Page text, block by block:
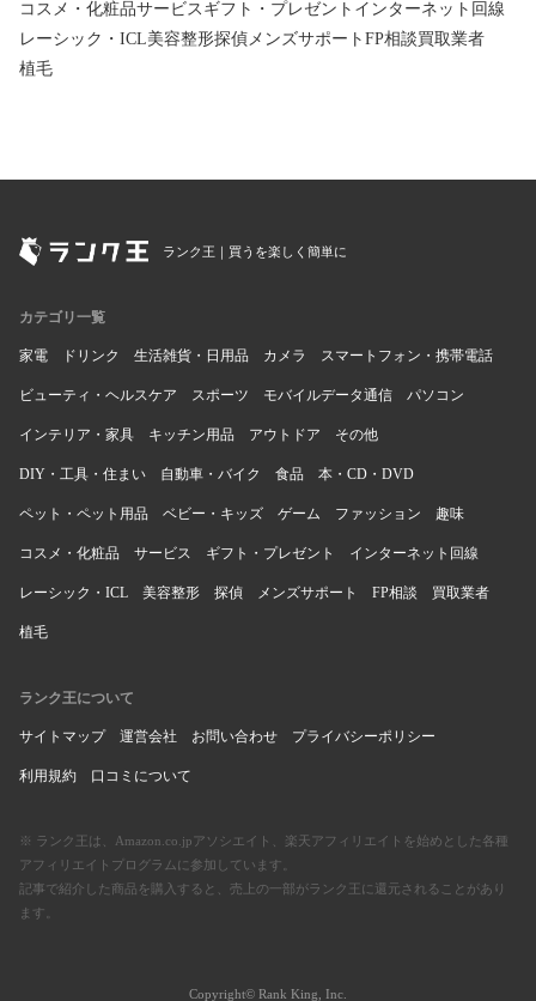
コスメ・化粧品サービス ギフト・プレゼント インターネット回線
レーシック・ICL美容整形探偵 メンズサポート FP相談買取業者
植毛
ランク王｜買うを楽しく簡単に
カテゴリ一覧
家電 ドリンク 生活雑貨・日用品 カメラ スマートフォン・携帯電話
ビューティ・ヘルスケア スポーツ モバイルデータ通信 パソコン
インテリア・家具 キッチン用品 アウトドア その他
DIY・工具・住まい 自動車・バイク 食品 本・CD・DVD
ペット・ペット用品 ベビー・キッズ ゲーム ファッション 趣味
コスメ・化粧品 サービス ギフト・プレゼント インターネット回線
レーシック・ICL 美容整形 探偵 メンズサポート FP相談 買取業者
植毛
ランク王について
サイトマップ 運営会社 お問い合わせ プライバシーポリシー
利用規約 口コミについて
※ ランク王は、Amazon.co.jpアソシエイト、楽天アフィリエイトを始めとした各種
アフィリエイトプログラムに参加しています。
記事で紹介した商品を購入すると、売上の一部がランク王に還元されることがあり
ます。
Copyright© Rank King, Inc.